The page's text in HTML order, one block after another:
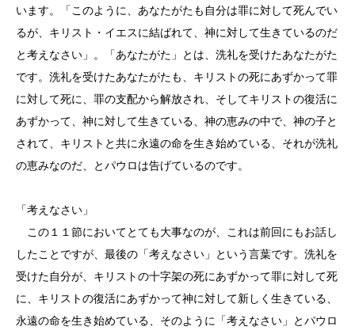
います。「このように、あなたがたも自分は罪に対して死んでい
るが、キリスト・イエスに結ばれて、神に対して生きているのだ
と考えなさい」。「あなたがた」とは、洗礼を受けたあなたがた
です。洗礼を受けたあなたがたも、キリストの死にあずかって罪
に対して死に、罪の支配から解放され、そしてキリストの復活に
あずかって、神に対して生きている、神の恵みの中で、神の子と
されて、キリストと共に永遠の命を生き始めている、それが洗礼
の恵みなのだ、とパウロは告げているのです。
「考えなさい」
この１１節においてとても大事なのが、これは前回にもお話し
したことですが、最後の「考えなさい」という言葉です。洗礼を
受けた自分が、キリストの十字架の死にあずかって罪に対して死
に、キリストの復活にあずかって神に対して新しく生きている、
永遠の命を生き始めている、そのように「考えなさい」とパウロ